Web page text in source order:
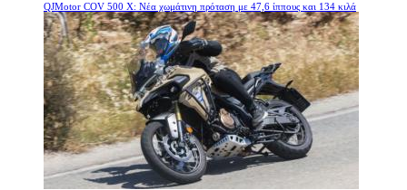
QJMotor COV 500 X: Νέα χωμάτινη πρόταση με 47,6 ίππους και 134 κιλά